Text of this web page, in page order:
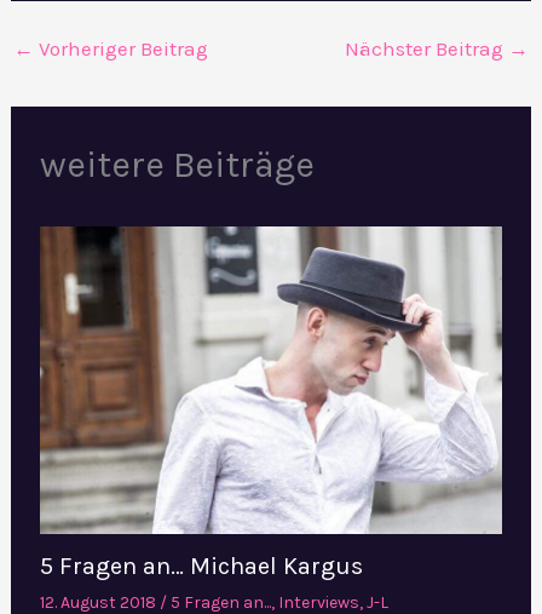
← Vorheriger Beitrag Nächster Beitrag →
weitere Beiträge
5 Fragen an… Michael Kargus
12. August 2018 / 5 Fragen an..., Interviews,J-L